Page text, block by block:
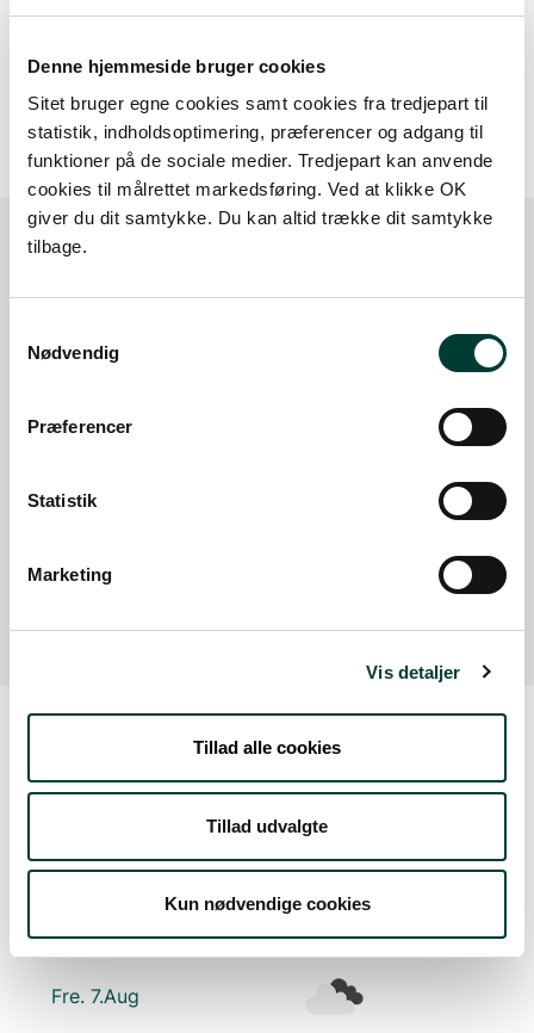
Denne hjemmeside bruger cookies
Sitet bruger egne cookies samt cookies fra tredjepart til
statistik, indholdsoptimering, præferencer og adgang til
funktioner på de sociale medier. Tredjepart kan anvende
cookies til målrettet markedsføring. Ved at klikke OK
giver du dit samtykke. Du kan altid trække dit samtykke
tilbage.
Nødvendig
Præferencer
Statistik
Marketing
Vis detaljer
Tillad alle cookies
Tillad udvalgte
Kun nødvendige cookies
20 m
Sådan kommer du dertil
Parkering
Med offentlig transport
Der er ingen parkeringspladser i umiddelbar nærhed
af faciliteten.
Vejrudsigt
Tors. 6.Aug
Fre. 7.Aug